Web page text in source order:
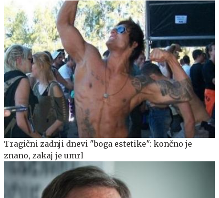
Tragični zadnji dnevi "boga estetike": končno je
znano, zakaj je umrl